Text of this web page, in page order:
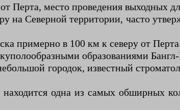
Перта, место проведения выходных
Северной территории, часто
примерно в 100 км к северу от
образованиями Бангл-
городок, известный
одна из самых обширных